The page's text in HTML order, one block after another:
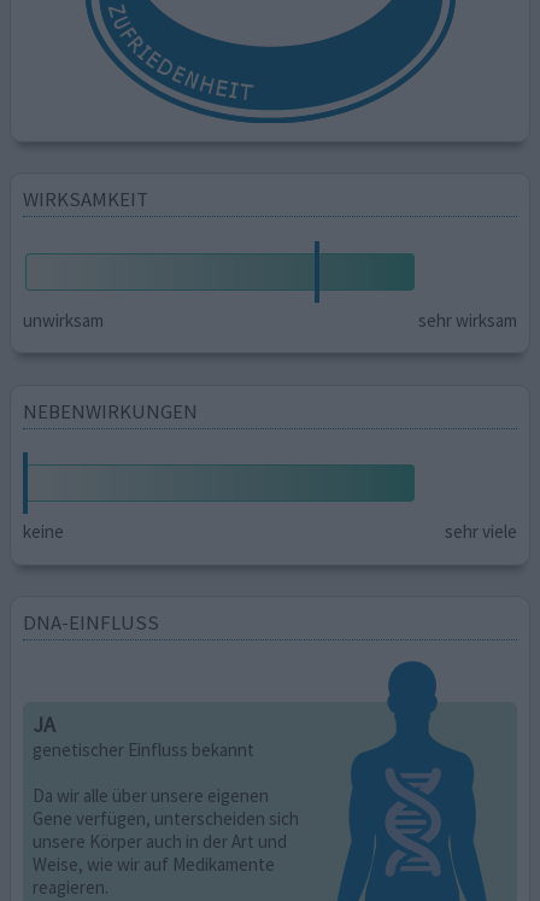
WIRKSAMKEIT
unwirksam sehr wirksam
NEBENWIRKUNGEN
keine sehr viele
DNA-EINFLUSS
JA
genetischer Einfluss bekannt
Da wir alle über unsere eigenen
Gene verfügen, unterscheiden sich
unsere Körper auch in der Art und
Weise, wie wir auf Medikamente
reagieren.